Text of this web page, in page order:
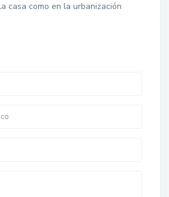
casa como en la urbanización